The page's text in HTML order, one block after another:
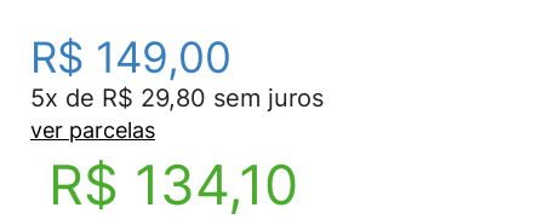
R$ 149,00
5x de R$ 29,80 sem juros
ver parcelas
R$ 134,10